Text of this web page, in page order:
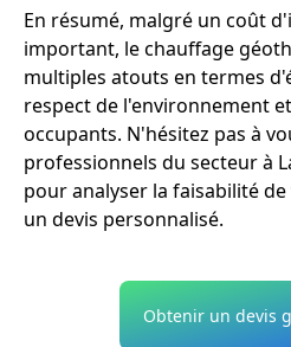
En résumé, malgré un coût
important, le chauffage
multiples atouts en termes
respect de l'environnement
occupants. N'hésitez pas à
professionnels du secteur à
pour analyser la faisabilité
un devis personnalisé.
Obtenir un devis